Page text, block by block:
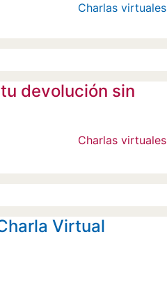
Charlas virtuales
devolución sin
Charlas virtuales
Virtual